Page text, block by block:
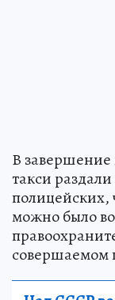
В завершение
такси
полицейских,
можно было
совершаемом